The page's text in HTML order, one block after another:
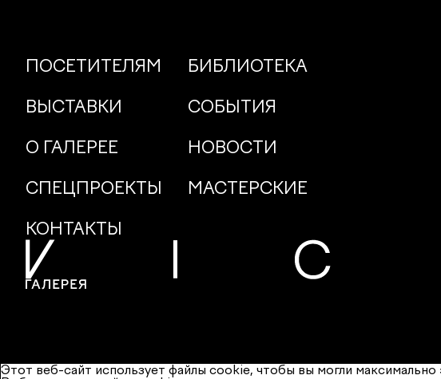
ПОСЕТИТЕЛЯМ БИБЛИОТЕКА
ВЫСТАВКИ СОБЫТИЯ
О ГАЛЕРЕЕ НОВОСТИ
СПЕЦПРОЕКТЫ МАСТЕРСКИЕ
КОНТАКТЫ
Этот веб-сайт использует файлы cookie, чтобы вы могли